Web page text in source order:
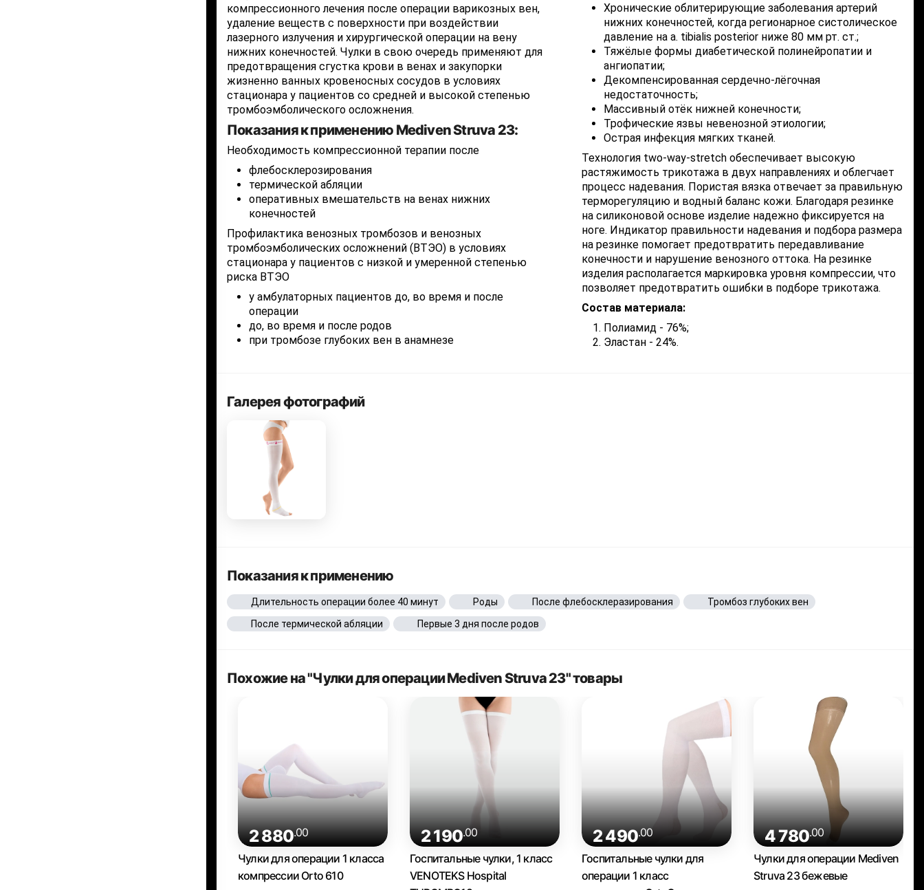
компрессионного лечения после операции варикозных вен,
удаление веществ с поверхности при воздействии
лазерного излучения и хирургической операции на вену
нижних конечностей. Чулки в свою очередь применяют для
предотвращения сгустка крови в венах и закупорки
жизненно ванных кровеносных сосудов в условиях
стационара у пациентов со средней и высокой степенью
тромбоэмболического осложнения.
Показания к применению Mediven Struva 23:
Необходимость компрессионной терапии после
флебосклерозирования
термической абляции
оперативных вмешательств на венах нижних
конечностей
Профилактика венозных тромбозов и венозных
тромбоэмболических осложнений (ВТЭО) в условиях
стационара у пациентов с низкой и умеренной степенью
риска ВТЭО
у амбулаторных пациентов до, во время и после
операции
до, во время и после родов
при тромбозе глубоких вен в анамнезе
Хронические облитерирующие заболевания артерий
нижних конечностей, когда регионарное систолическое
давление на a. tibialis posterior ниже 80 мм рт. ст.;
Тяжёлые формы диабетической полинейропатии и
ангиопатии;
Декомпенсированная сердечно-лёгочная
недостаточность;
Массивный отёк нижней конечности;
Трофические язвы невенозной этиологии;
Острая инфекция мягких тканей.
Технология two-way-stretch обеспечивает высокую
растяжимость трикотажа в двух направлениях и облегчает
процесс надевания. Пористая вязка отвечает за правильную
терморегуляцию и водный баланс кожи. Благодаря резинке
на силиконовой основе изделие надежно фиксируется на
ноге. Индикатор правильности надевания и подбора размера
на резинке помогает предотвратить передавливание
конечности и нарушение венозного оттока. На резинке
изделия располагается маркировка уровня компрессии, что
позволяет предотвратить ошибки в подборе трикотажа.
Состав материала:
Полиамид - 76%;
Эластан - 24%.
Галерея фотографий
Показания к применению
Длительность операции более 40 минут Роды После флебосклеразирования
Тромбоз глубоких вен
После термической абляции
Первые 3 дня после родов
Похожие на "Чулки для операции Mediven Struva 23" товары
2 880.00
Чулки для операции 1 класса
компрессии Orto 610
2 190.00
Госпитальные чулки, 1 класс
VENOTEKS Hospital
2 490.00
Госпитальные чулки для
операции 1 класс
4 780.00
Чулки для операции Mediven
Struva 23 бежевые